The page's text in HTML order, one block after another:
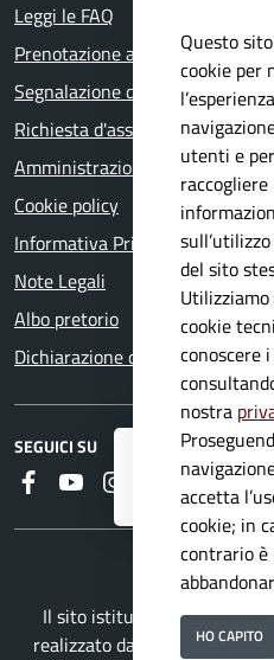
Registrati ai servizi
aggiornamenti
Leggi le FAQ
Prenotazione appuntamento
Segnalazione disservizio
Richiesta d'assistenza
Amministrazione trasparente
Cookie policy
Informativa Privacy
Note Legali
Albo pretorio
Dichiarazione di accessibilità
SEGUICI SU
FaceboookYoutubeInstagram
RSS
Il sito istituzionale del
realizzato da
Secoval srlcon la
Questo
cookie per
utenti e per
raccogliere
del sito
Utilizziamo
cookie
conoscere
nostra
accetta
cookie; in
contrario è
HO CAPITO